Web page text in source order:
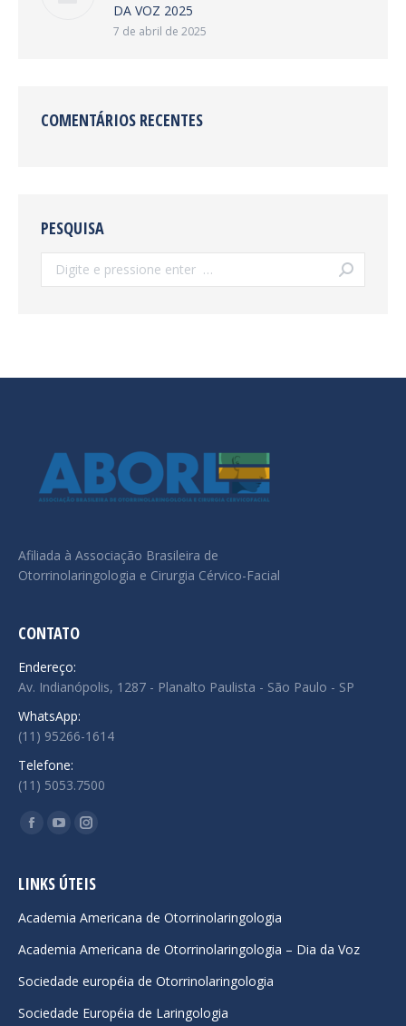
DA VOZ 2025
7 de abril de 2025
COMENTÁRIOS RECENTES
PESQUISA
Search:
Afiliada à Associação Brasileira de
Otorrinolaringologia e Cirurgia Cérvico-Facial
CONTATO
Endereço:
Av. Indianópolis, 1287 - Planalto Paulista - São Paulo - SP
WhatsApp:
(11) 95266-1614
Telefone:
(11) 5053.7500
Encontre-nos em:
Facebook
opens
new
window
YouTube
opens
new
window
Instagram
opens
new
window
LINKS ÚTEIS
Academia Americana de Otorrinolaringologia
Academia Americana de Otorrinolaringologia – Dia da Voz
Sociedade européia de Otorrinolaringologia
Sociedade Européia de Laringologia